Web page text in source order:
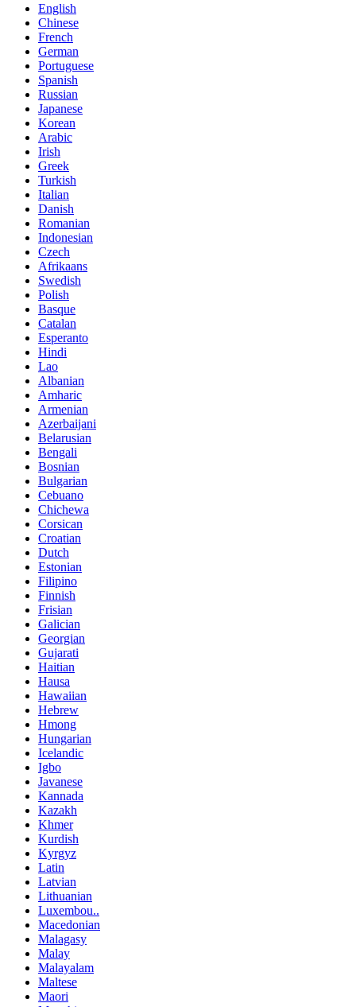
English
Chinese
French
German
Portuguese
Spanish
Russian
Japanese
Korean
Arabic
Irish
Greek
Turkish
Italian
Danish
Romanian
Indonesian
Czech
Afrikaans
Swedish
Polish
Basque
Catalan
Esperanto
Hindi
Lao
Albanian
Amharic
Armenian
Azerbaijani
Belarusian
Bengali
Bosnian
Bulgarian
Cebuano
Chichewa
Corsican
Croatian
Dutch
Estonian
Filipino
Finnish
Frisian
Galician
Georgian
Gujarati
Haitian
Hausa
Hawaiian
Hebrew
Hmong
Hungarian
Icelandic
Igbo
Javanese
Kannada
Kazakh
Khmer
Kurdish
Kyrgyz
Latin
Latvian
Lithuanian
Luxembou..
Macedonian
Malagasy
Malay
Malayalam
Maltese
Maori